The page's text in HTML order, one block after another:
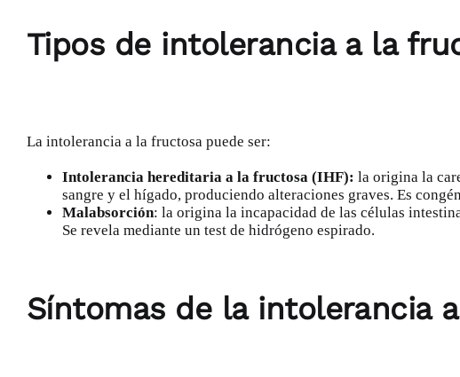
Tipos de intolerancia a la
La intolerancia a la fructosa puede ser:
Intolerancia hereditaria a la fructosa (IHF): la origina la
sangre y el hígado, produciendo alteraciones graves. Es
Malabsorción: la origina la incapacidad de las células
Se revela mediante un test de hidrógeno espirado.
Síntomas de la intolerancia